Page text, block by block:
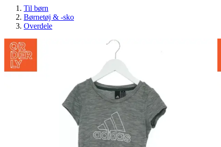
Til børn
Børnetøj & -sko
Overdele